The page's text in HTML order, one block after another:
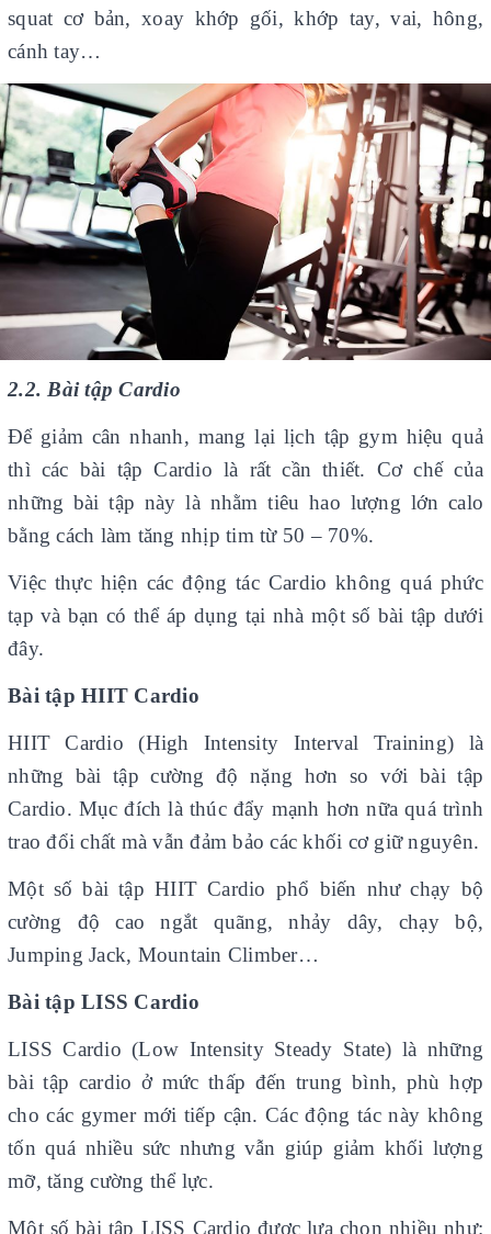
squat cơ bản, xoay khớp gối, khớp tay, vai, hông,
cánh tay…
2.2. Bài tập Cardio
Để giảm cân nhanh, mang lại lịch tập gym hiệu quả
thì các bài tập Cardio là rất cần thiết. Cơ chế của
những bài tập này là nhằm tiêu hao lượng lớn calo
bằng cách làm tăng nhịp tim từ 50 – 70%.
Việc thực hiện các động tác Cardio không quá phức
tạp và bạn có thể áp dụng tại nhà một số bài tập dưới
đây.
Bài tập HIIT Cardio
HIIT Cardio (High Intensity Interval Training) là
những bài tập cường độ nặng hơn so với bài tập
Cardio. Mục đích là thúc đẩy mạnh hơn nữa quá trình
trao đổi chất mà vẫn đảm bảo các khối cơ giữ nguyên.
Một số bài tập HIIT Cardio phổ biến như chạy bộ
cường độ cao ngắt quãng, nhảy dây, chạy bộ,
Jumping Jack, Mountain Climber…
Bài tập LISS Cardio
LISS Cardio (Low Intensity Steady State) là những
bài tập cardio ở mức thấp đến trung bình, phù hợp
cho các gymer mới tiếp cận. Các động tác này không
tốn quá nhiều sức nhưng vẫn giúp giảm khối lượng
mỡ, tăng cường thể lực.
Một số bài tập LISS Cardio được lựa chọn nhiều như: